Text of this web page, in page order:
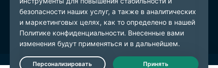
Условия предоставления услуг
Настройки файлов cookie